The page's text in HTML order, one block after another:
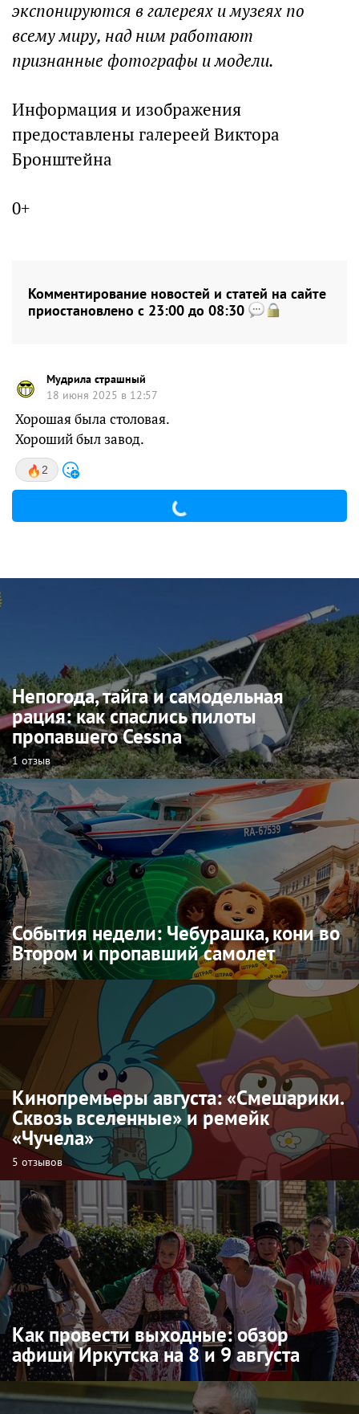
экспонируются в галереях и музеях по
всему миру, над ним работают
признанные фотографы и модели.
Информация и изображения
предоставлены галереей Виктора
Бронштейна
0+
Комментирование новостей и статей на сайте
приостановлено с 23:00 до 08:30
Мудрила страшный
18 июня 2025 в 12:57
Хорошая была столовая.
Хороший был завод.
2
Непогода, тайга и самодельная
рация: как спаслись пилоты
пропавшего Cessna
1 отзыв
События недели: Чебурашка, кони во
Втором и пропавший самолет
Кинопремьеры августа: «Смешарики.
Сквозь вселенные» и ремейк
«Чучела»
5 отзывов
Как провести выходные: обзор
афиши Иркутска на 8 и 9 августа